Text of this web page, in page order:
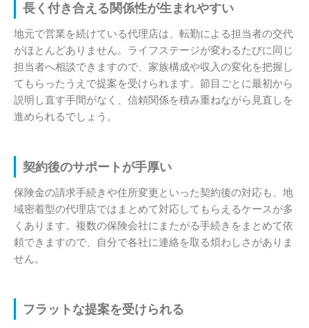
長く付き合える関係性が生まれやすい
地元で営業を続けている代理店は、転勤による担当者の交代
がほとんどありません。ライフステージが変わるたびに同じ
担当者へ相談できますので、家族構成や収入の変化を把握し
てもらったうえで提案を受けられます。節目ごとに最初から
説明し直す手間がなく、信頼関係を積み重ねながら見直しを
進められるでしょう。
契約後のサポートが手厚い
保険金の請求手続きや住所変更といった契約後の対応も、地
域密着型の代理店ではまとめて対応してもらえるケースが多
くあります。複数の保険会社にまたがる手続きをまとめて依
頼できますので、自分で各社に連絡を取る煩わしさがありま
せん。
フラットな提案を受けられる